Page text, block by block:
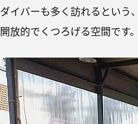
ダイバーも多く訪れるという
開放的でくつろげる空間です。